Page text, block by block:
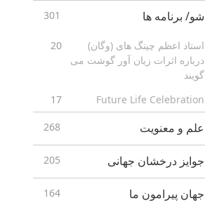
شو/ برنامه ها 301
استاد اعظم چینگ های (وگان)
درباره اثرات زیان آور گوشت می
گویند
20
Future Life Celebration
17
علم و معنویت 268
جوایز درخشان جهانی 205
جهان پیرامون ما 164